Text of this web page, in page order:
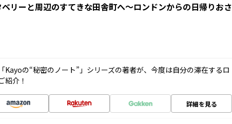
リーと周辺のすてきな田舎町へ～ロンドンからの日帰りおさ
Kayoの“秘密のノート”」シリーズの著者が、今度は自分の滞在するロ
紹介！
詳細を見る